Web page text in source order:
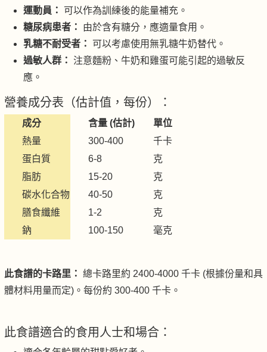
運動員：
可以作為訓練後的能量補充。
糖尿病患者：
由於含有糖分，應適量食用。
乳糖不耐受者：
可以考慮使用無乳糖牛奶替代。
過敏人群：
注意麵粉、牛奶和雞蛋可能引起的過敏反
應。
營養成分表（估計值，每份）：
成分 含量 (估計)
單位
熱量
300-400
千卡
蛋白質
6-8
克
脂肪
15-20
克
碳水化合物
40-50
克
膳食纖維
1-2
克
鈉
100-150 毫克
此食譜的卡路里： 總卡路里約 2400-4000 千卡 (根據份量和具
體材料用量而定)。每份約 300-400 千卡。
此食譜適合的食用人士和場合：